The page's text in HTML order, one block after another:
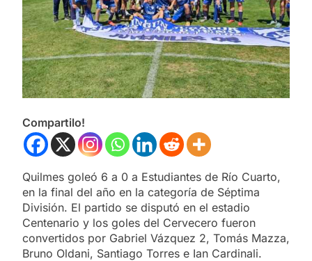
Compartilo!
Quilmes goleó 6 a 0 a Estudiantes de Río Cuarto,
en la final del año en la categoría de Séptima
División. El partido se disputó en el estadio
Centenario y los goles del Cervecero fueron
convertidos por Gabriel Vázquez 2, Tomás Mazza,
Bruno Oldani, Santiago Torres e Ian Cardinali.